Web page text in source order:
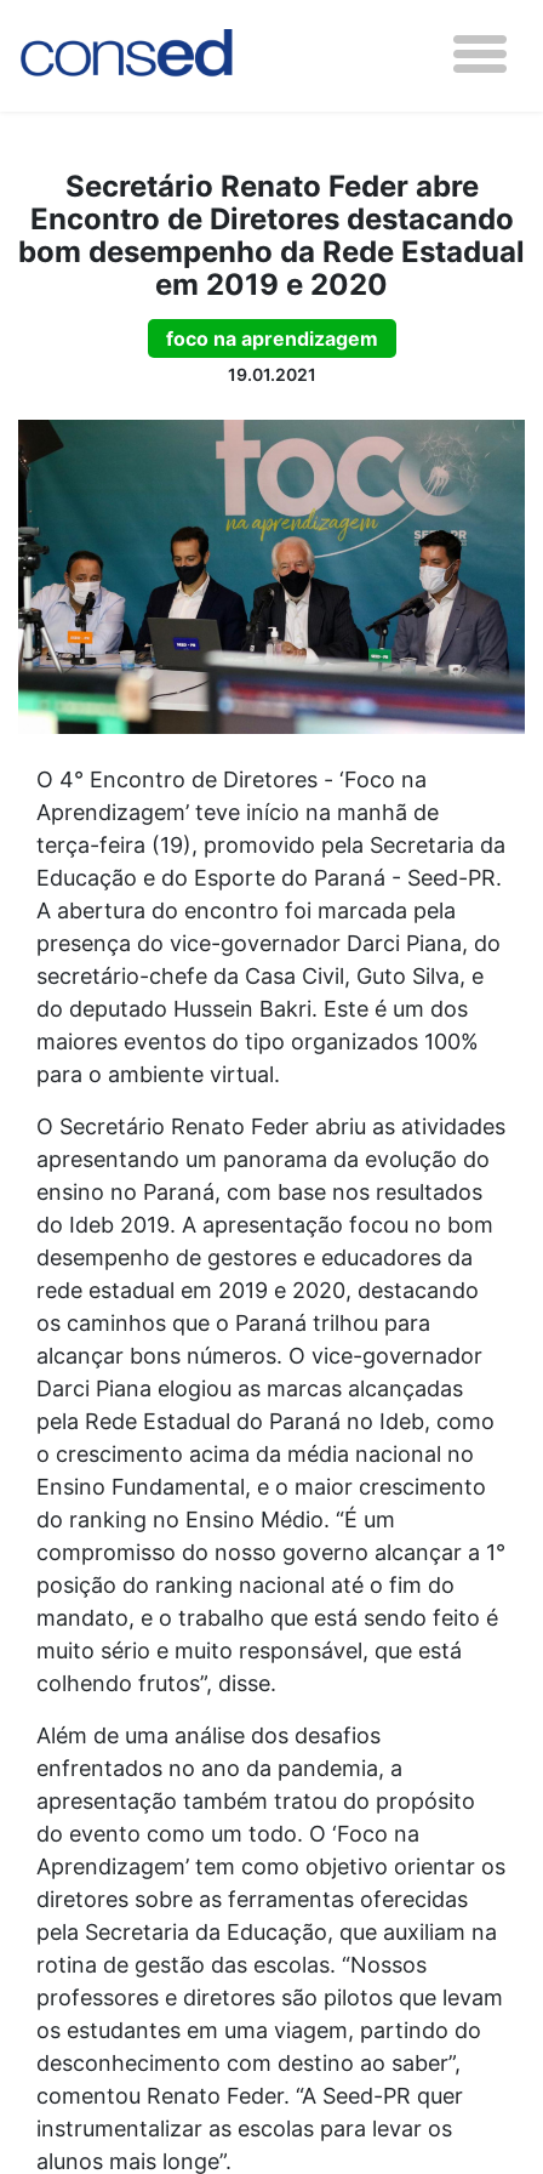
Secretário Renato Feder abre
Encontro de Diretores destacando
bom desempenho da Rede Estadual
em 2019 e 2020
foco na aprendizagem
19.01.2021
O 4° Encontro de Diretores - ‘Foco na
Aprendizagem’ teve início na manhã de
terça-feira (19), promovido pela Secretaria da
Educação e do Esporte do Paraná - Seed-PR.
A abertura do encontro foi marcada pela
presença do vice-governador Darci Piana, do
secretário-chefe da Casa Civil, Guto Silva, e
do deputado Hussein Bakri. Este é um dos
maiores eventos do tipo organizados 100%
para o ambiente virtual.
O Secretário Renato Feder abriu as atividades
apresentando um panorama da evolução do
ensino no Paraná, com base nos resultados
do Ideb 2019. A apresentação focou no bom
desempenho de gestores e educadores da
rede estadual em 2019 e 2020, destacando
os caminhos que o Paraná trilhou para
alcançar bons números. O vice-governador
Darci Piana elogiou as marcas alcançadas
pela Rede Estadual do Paraná no Ideb, como
o crescimento acima da média nacional no
Ensino Fundamental, e o maior crescimento
do ranking no Ensino Médio. “É um
compromisso do nosso governo alcançar a 1°
posição do ranking nacional até o fim do
mandato, e o trabalho que está sendo feito é
muito sério e muito responsável, que está
colhendo frutos”, disse.
Além de uma análise dos desafios
enfrentados no ano da pandemia, a
apresentação também tratou do propósito
do evento como um todo. O ‘Foco na
Aprendizagem’ tem como objetivo orientar os
diretores sobre as ferramentas oferecidas
pela Secretaria da Educação, que auxiliam na
rotina de gestão das escolas. “Nossos
professores e diretores são pilotos que levam
os estudantes em uma viagem, partindo do
desconhecimento com destino ao saber”,
comentou Renato Feder. “A Seed-PR quer
instrumentalizar as escolas para levar os
alunos mais longe”.